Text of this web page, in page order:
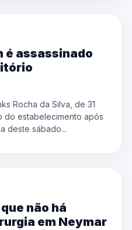
é assassinado
Rocha da Silva, de 31
do estabelecimento após
deste sábado...
não há
em Neymar